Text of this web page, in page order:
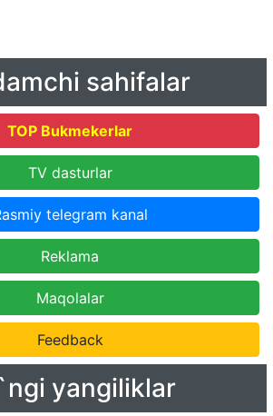
sahifalar
TOP Bukmekerlar
TV dasturlar
telegram kanal
Reklama
Maqolalar
Feedback
yangiliklar